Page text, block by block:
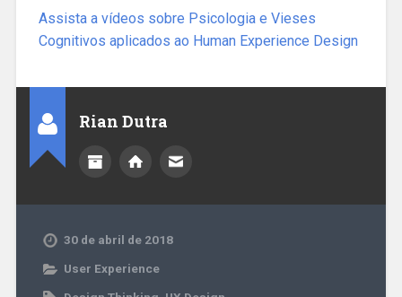
Assista a vídeos sobre Psicologia e Vieses
Cognitivos aplicados ao Human Experience Design
Rian Dutra
30 de abril de 2018
User Experience